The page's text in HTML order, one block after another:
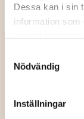
Dessa kan i sin
information som
Nödvändig
Inställningar
Trípode